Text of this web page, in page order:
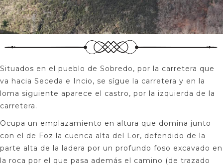
Situados en el pueblo de Sobredo, por la carretera que
va hacia Seceda e Incio, se sígue la carretera y en la
loma siguiente aparece el castro, por la izquierda de la
carretera.
Ocupa un emplazamiento en altura que domina junto
con el de Foz la cuenca alta del Lor, defendido de la
parte alta de la ladera por un profundo foso excavado en
la roca por el que pasa además el camino (de trazado